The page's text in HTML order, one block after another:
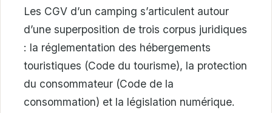
Les CGV d’un camping s’articulent autour
d’une superposition de trois corpus juridiques
: la réglementation des hébergements
touristiques (Code du tourisme), la protection
du consommateur (Code de la
consommation) et la législation numérique.